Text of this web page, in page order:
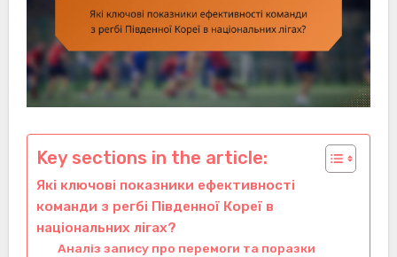
Key sections in the article:
Які ключові показники ефективності
команди з регбі Південної Кореї в
національних лігах?
Аналіз запису про перемоги та поразки